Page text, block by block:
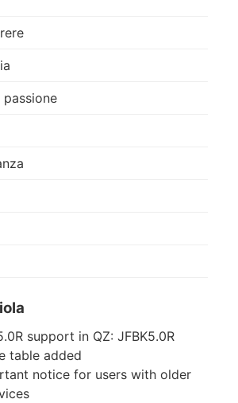
passione
support in QZ: JFBK5.0R
table added
notice for users with older